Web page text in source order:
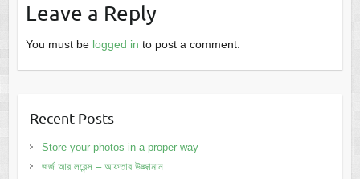
Leave a Reply
You must be logged in to post a comment.
Recent Posts
Store your photos in a proper way
জর্জ আর লরেন্স – আফতাব উজ্জামান